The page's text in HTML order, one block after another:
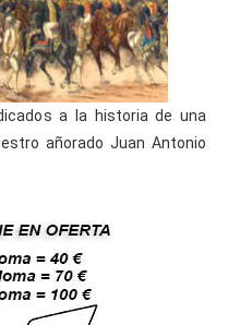
a la historia de una
añorado Juan Antonio